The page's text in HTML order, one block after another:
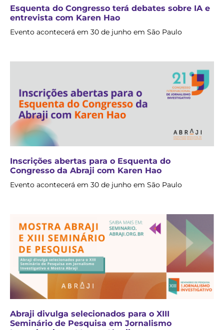
Esquenta do Congresso terá debates sobre IA e
entrevista com Karen Hao
Evento acontecerá em 30 de junho em São Paulo
Inscrições abertas para o Esquenta do
Congresso da Abraji com Karen Hao
Evento acontecerá em 30 de junho em São Paulo
Abraji divulga selecionados para o XIII
Seminário de Pesquisa em Jornalismo